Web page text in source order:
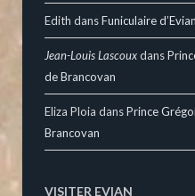
Edith dansFuniculaire
Jean-Louis Lascouxdans
de Brancovan
Eliza Ploia dansPrince
Brancovan
VISITER EVIAN